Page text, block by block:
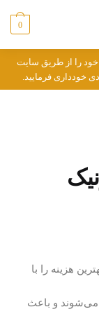
0
را از طریق سایت
خودداری فرمایید.
هزینه را با
می‌شوند و باعث